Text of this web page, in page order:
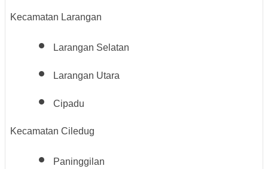
Kecamatan Larangan
Larangan Selatan
Larangan Utara
Cipadu
Kecamatan Ciledug
Paninggilan